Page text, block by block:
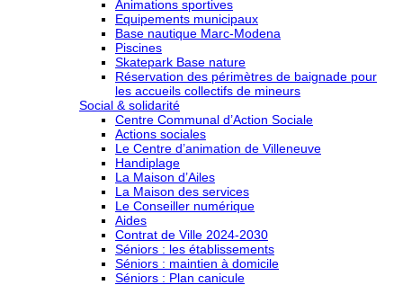
Animations sportives
Equipements municipaux
Base nautique Marc-Modena
Piscines
Skatepark Base nature
Réservation des périmètres de baignade pour
les accueils collectifs de mineurs
Social & solidarité
Centre Communal d’Action Sociale
Actions sociales
Le Centre d’animation de Villeneuve
Handiplage
La Maison d’Ailes
La Maison des services
Le Conseiller numérique
Aides
Contrat de Ville 2024-2030
Séniors : les établissements
Séniors : maintien à domicile
Séniors : Plan canicule